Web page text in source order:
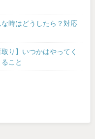
時はどうしたら？対応
り】いつかはやってく
こと